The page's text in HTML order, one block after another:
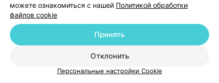
О проекте Новости проекта
Размещение рекламы
Медицинский маркетинг
Публичный договор
Пользовательское соглашение
Способы оплаты
можете ознакомиться с нашей Политикой обработки
файлов cookie
Отклонить
Принять
Персональные настройки Cookie